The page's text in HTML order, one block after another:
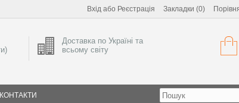
Вхід або Реєстрація Закладки (0)
Доставка по Україні та
всьому світу
КОНТАКТИ